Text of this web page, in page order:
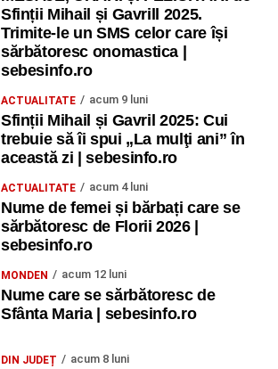
Sfinții Mihail și Gavrill 2025.
Trimite-le un SMS celor care își
sărbătoresc onomastica |
sebesinfo.ro
ACTUALITATE acum 9 luni
Sfinții Mihail și Gavril 2025: Cui
trebuie să îi spui „La mulţi ani” în
această zi | sebesinfo.ro
ACTUALITATE acum 4 luni
Nume de femei și bărbați care se
sărbătoresc de Florii 2026 |
sebesinfo.ro
MONDEN acum 12 luni
Nume care se sărbătoresc de
Sfânta Maria | sebesinfo.ro
DIN JUDEȚ acum 8 luni